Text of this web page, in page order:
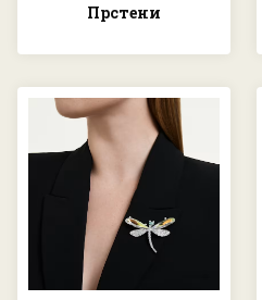
Прстени